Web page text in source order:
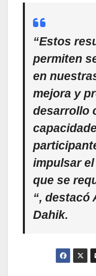
“Estos
permiten
en
mejora y
desarrollo
impulsar
que se
“, destacó
Dahik.